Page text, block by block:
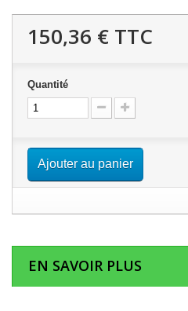
150,36 € TTC
Quantité
Ajouter au panier
EN SAVOIR PLUS